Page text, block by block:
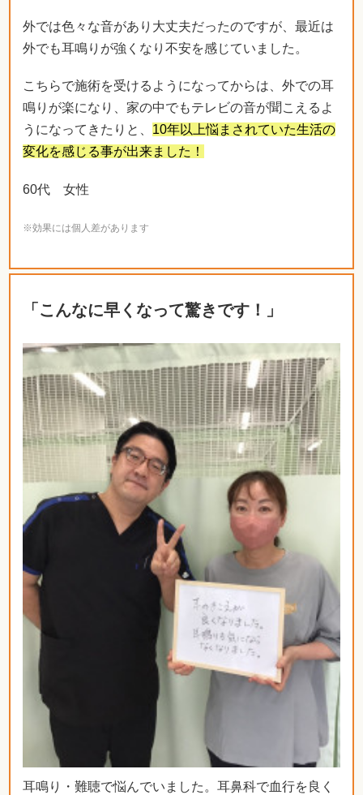
外では色々な音があり大丈夫だったのですが、最近は
外でも耳鳴りが強くなり不安を感じていました。
こちらで施術を受けるようになってからは、外での耳
鳴りが楽になり、家の中でもテレビの音が聞こえるよ
うになってきたりと、 10年以上悩まされていた生活の
変化を感じる事が出来ました！
60代 女性
※効果には個人差があります
「こんなに早くなって驚きです！」
耳鳴り・難聴で悩んでいました。耳鼻科で血行を良く